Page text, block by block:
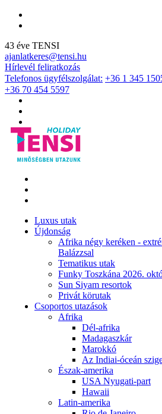
43 éve TENSI
ajanlatkeres@tensi.hu
Hírlevél feliratkozás
Telefonos ügyfélszolgálat: +36 1 345
+36 70 454 5597
Luxus utak
Újdonság
Afrika négy keréken -
Balázzsal
Tematikus utak
Funky Toszkána 2026.
Sun Siyam resortok
Privát körutak
Csoportos utazások
Afrika
Dél-afrika
Madagaszkár
Marokkó
Az Indiai-óceán
Észak-amerika
USA Nyugati-part
Hawaii
Latin-amerika